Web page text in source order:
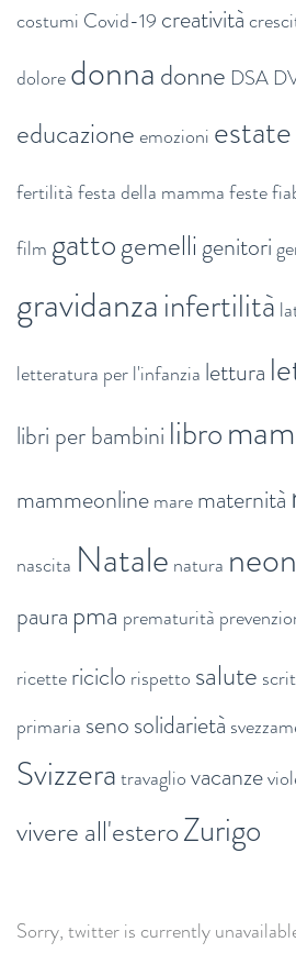
costumi Covid-19 creatività
doloredonnadonne DSA
educazioneemozioni estate
fertilitàfesta della mammafeste
film gattogemelligenitori
gravidanzainfertilità
letteratura per l'infanzia lettura
libri per bambini libro
mammeonlinemarematernità
nascita Natale natura
paura pma prematurità
ricettericiclo rispetto salute
primaria senosolidarietà
Svizzeratravagliovacanze
vivere all'esteroZurigo
Sorry, twitter is currently